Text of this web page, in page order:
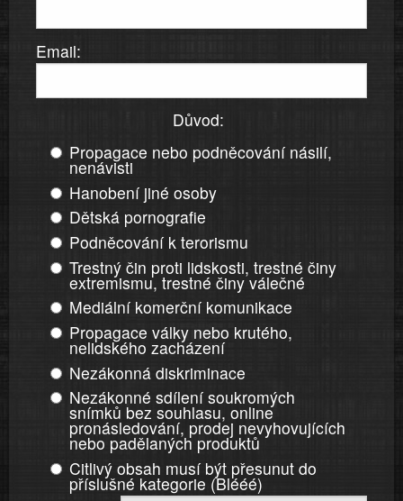
Email:
Důvod:
Propagace nebo podněcování násilí,
nenávisti
Hanobení jiné osoby
Dětská pornografie
Podněcování k terorismu
Trestný čin proti lidskosti, trestné činy
extremismu, trestné činy válečné
Mediální komerční komunikace
Propagace války nebo krutého,
nelidského zacházení
Nezákonná diskriminace
Nezákonné sdílení soukromých
snímků bez souhlasu, online
pronásledování, prodej nevyhovujících
nebo padělaných produktů
Citlivý obsah musí být přesunut do
příslušné kategorie (Blééé)